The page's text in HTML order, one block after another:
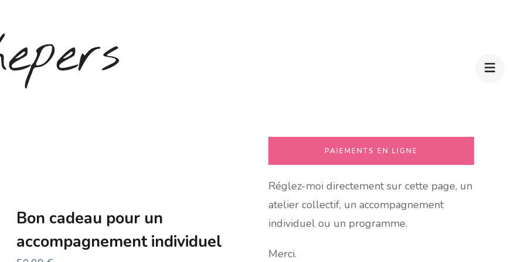
Bon cadeau pour un
accompagnement individuel
PAIEMENTS EN LIGNE
Réglez-moi directement sur cette page, un
atelier collectif, un accompagnement
individuel ou un programme.
Merci.